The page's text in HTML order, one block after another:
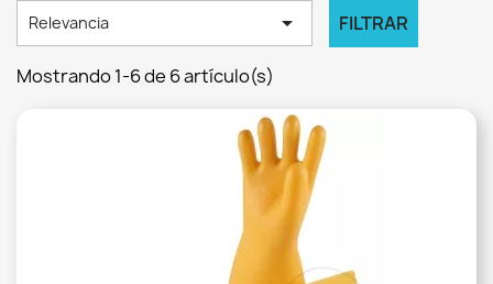
Relevancia  FILTRAR
Mostrando 1-6 de 6 artículo(s)